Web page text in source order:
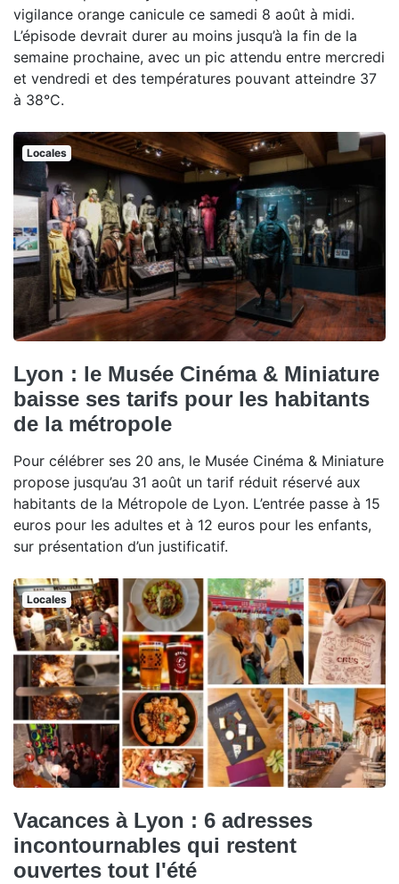
vigilance orange canicule ce samedi 8 août à midi.
L’épisode devrait durer au moins jusqu’à la fin de la
semaine prochaine, avec un pic attendu entre mercredi
et vendredi et des températures pouvant atteindre 37
à 38°C.
Locales
Lyon : le Musée Cinéma & Miniature
baisse ses tarifs pour les habitants
de la métropole
Pour célébrer ses 20 ans, le Musée Cinéma & Miniature
propose jusqu’au 31 août un tarif réduit réservé aux
habitants de la Métropole de Lyon. L’entrée passe à 15
euros pour les adultes et à 12 euros pour les enfants,
sur présentation d’un justificatif.
Locales
Vacances à Lyon : 6 adresses
incontournables qui restent
ouvertes tout l'été